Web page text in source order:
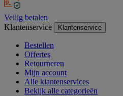
Veilig betalen
Klantenservice
Klantenservice
Bestellen
Offertes
Retourneren
Mijn account
Alle klantenservices
Bekijk alle categorieën